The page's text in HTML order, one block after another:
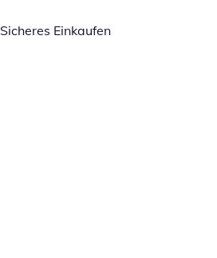
Sicheres Einkaufen